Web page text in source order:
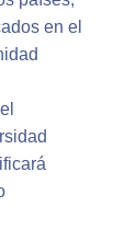
en el